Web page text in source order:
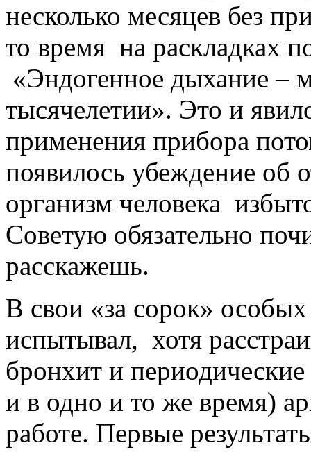
несколько месяцев без
то время на раскладках
«Эндогенное дыхание –
тысячелетии». Это и
применения прибора
появилось убеждение
организм человека
Советую обязательно
расскажешь.
В свои «за сорок»
испытывал, хотя
бронхит и
и в одно и то же время)
работе. Первые